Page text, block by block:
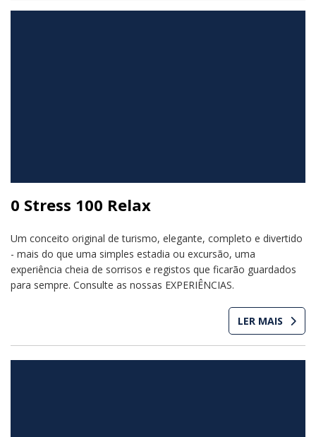
0 Stress 100 Relax
Um conceito original de turismo, elegante, completo e divertido
- mais do que uma simples estadia ou excursão, uma
experiência cheia de sorrisos e registos que ficarão guardados
para sempre. Consulte as nossas EXPERIÊNCIAS.
LER MAIS